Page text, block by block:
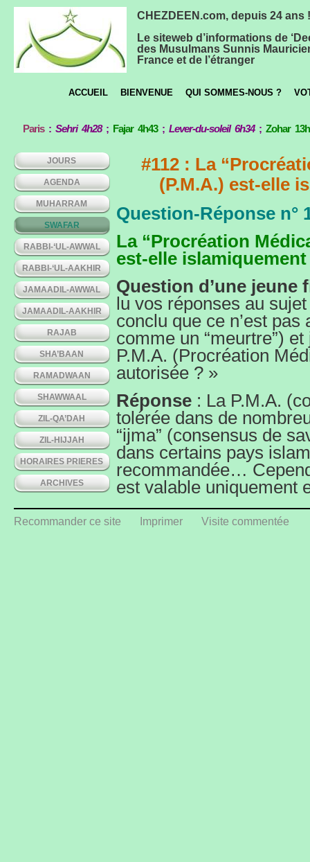
CHEZDEEN.com, depuis 24 ans !
Le siteweb d’informations de
des Musulmans Sunnis
France et de l’étranger
ACCUEIL BIENVENUE QUI SOMMES-NOUS ?
Paris:Sehri 4h28; Fajar 4h43;Lever-du-soleil 6h34;Zohar
JOURS
AGENDA
MUHARRAM
SWAFAR
RABBI-‘UL-AWWAL
RABBI-‘UL-AAKHIR
JAMAADIL-AWWAL
JAMAADIL-AAKHIR
RAJAB
SHA’BAAN
RAMADWAAN
SHAWWAAL
ZIL-QA’DAH
ZIL-HIJJAH
HORAIRES PRIERES
ARCHIVES
#112 : La
(P.M.A.) est-elle
Question-Réponse n°
La “Procréation
est-elle
Question d’une jeune
lu vos réponses au sujet
conclu que ce n’est
comme un “meurtre”)
P.M.A. (Procréation
autorisée ? »
Réponse : La P.M.A.
tolérée dans de
“ijma” (consensus de
dans certains pays
recommandée…
est valable uniquement
1- les semences
personnes ayant le
Recommander ce site Imprimer Visite commentée